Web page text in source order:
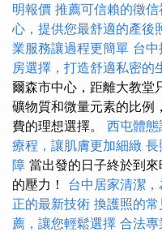
明報價 推薦可信賴的徵
心，提供您最舒適的產後
業服務讓過程更簡單 台
房選擇，打造舒適私密的
爾森市中心，距離大教堂
礦物質和微量元素的比例
費的理想選擇。 西屯體態
療程，讓肌膚更加細緻 長
障 當出發的日子終於到
的壓力！ 台中居家清潔
正的最新技術 換護照的
薦，讓您輕鬆選擇 合法